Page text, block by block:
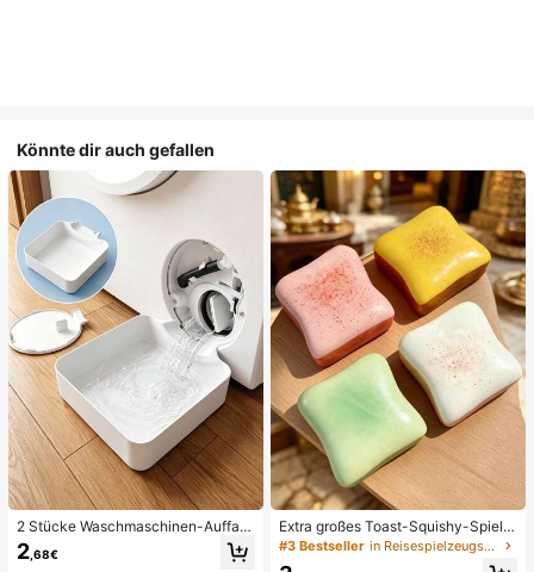
Könnte dir auch gefallen
2 Stücke Waschmaschinen-Auffan
gwanne Tropfschale, wasserdichte
Bodenschutzmatte für Waschraum,
2 ,68€
Extra großes Toast-Squishy-Spielz
eug, superweiches Buttertoast-Stre
ssabbau-Drückspielzeug, erhältlich
#3 Bestseller in Reisespielzeugset Quetschspielzeug für Teenager